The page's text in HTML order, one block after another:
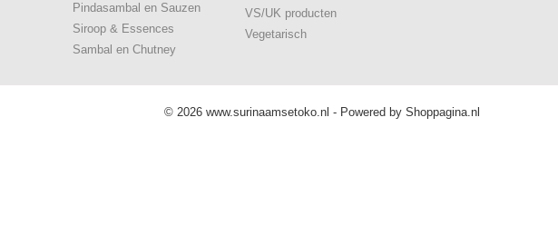
Pindasambal en Sauzen
Siroop & Essences
Sambal en Chutney
VS/UK producten
Vegetarisch
© 2026 www.surinaamsetoko.nl - Powered by Shoppagina.nl